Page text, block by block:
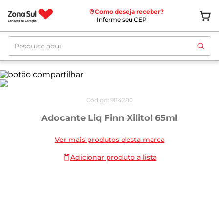
Como deseja receber?
Informe seu CEP
Pesquise aqui
Código: 984280
Adocante Liq Finn Xilitol 65ml
Ver mais produtos desta marca
Adicionar produto a lista